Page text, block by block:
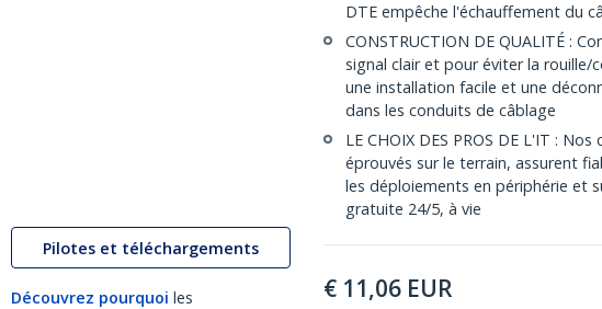
Pilotes et téléchargements
Découvrez pourquoi les
DTE empêche l'échauffement du
CONSTRUCTION DE QUALITÉ :
signal clair et pour éviter la rouille/
une installation facile et une
dans les conduits de câblage
LE CHOIX DES PROS DE L'IT :
éprouvés sur le terrain, assurent
les déploiements en périphérie et
gratuite 24/5, à vie
€ 11,06 EUR